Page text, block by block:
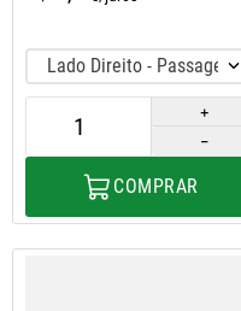
Lado Direito - Passageiro
＋
－
COMPRAR